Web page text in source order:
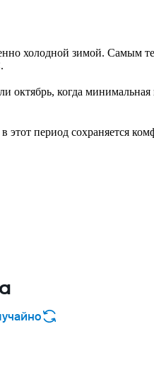
холодной зимой. Самым
октябрь, когда
в этот период сохраняется